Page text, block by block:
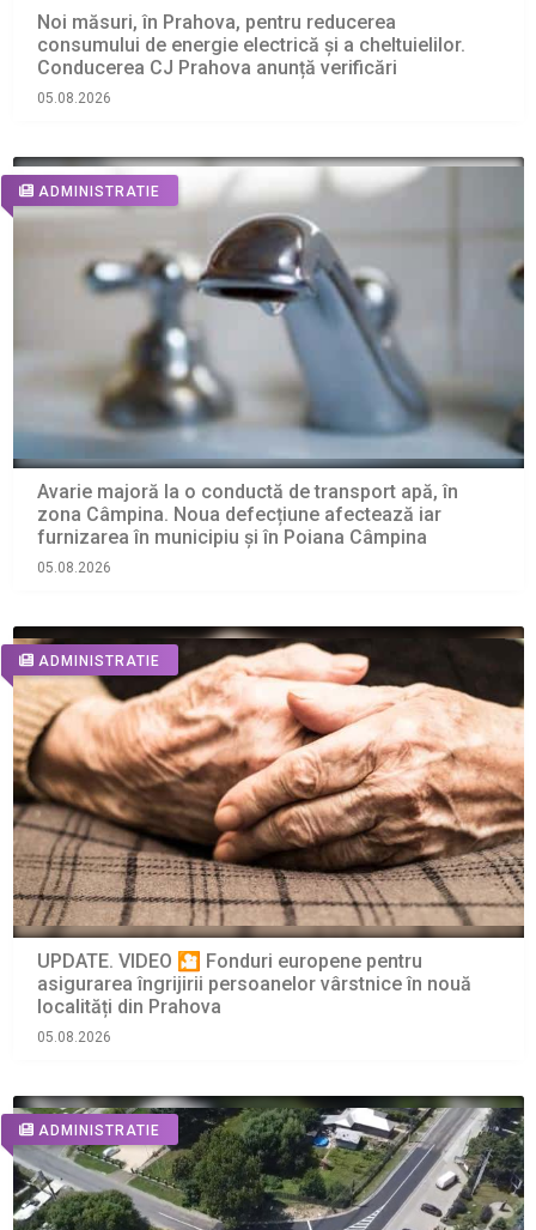
Noi măsuri, în Prahova, pentru reducerea
consumului de energie electrică și a cheltuielilor.
Conducerea CJ Prahova anunță verificări
05.08.2026
ADMINISTRATIE
Avarie majoră la o conductă de transport apă, în
zona Câmpina. Noua defecțiune afectează iar
furnizarea în municipiu și în Poiana Câmpina
05.08.2026
ADMINISTRATIE
UPDATE. VIDEO 🎦 Fonduri europene pentru
asigurarea îngrijirii persoanelor vârstnice în nouă
localități din Prahova
05.08.2026
ADMINISTRATIE